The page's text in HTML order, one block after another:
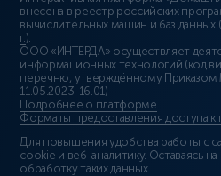
внесена в реестр российских
вычислительных машин и баз данных (
г.).
ООО «ИНТЕРДА» осуществляет
информационных технологий (код
перечню, утверждённому
11.05.2023: 16.01)
Подробнее о платформе.
Форматы предоставления доступа
Для повышения удобства работы с
cookie и веб-аналитику. Оставаясь
обработку таких данных.